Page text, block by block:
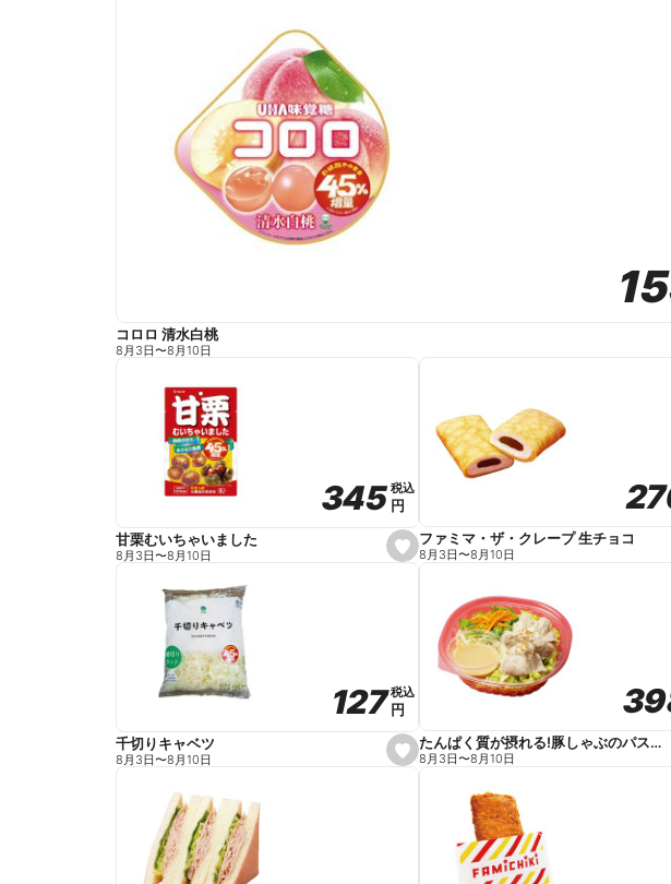
コロロ 清水白桃
8月3日〜8月10日
s
e
e
345
345税込
税込
円
円
甘栗むいちゃいました
8月3日〜8月10日
ファミマ・ザ・クレープ 生チョコ
8月3日〜8月10日
s
e
127
127税込
税込
円
円
千切りキャベツ
8月3日〜8月10日
たんぱく質が摂れる!豚しゃぶのパスタサラダ
8月3日〜8月10日